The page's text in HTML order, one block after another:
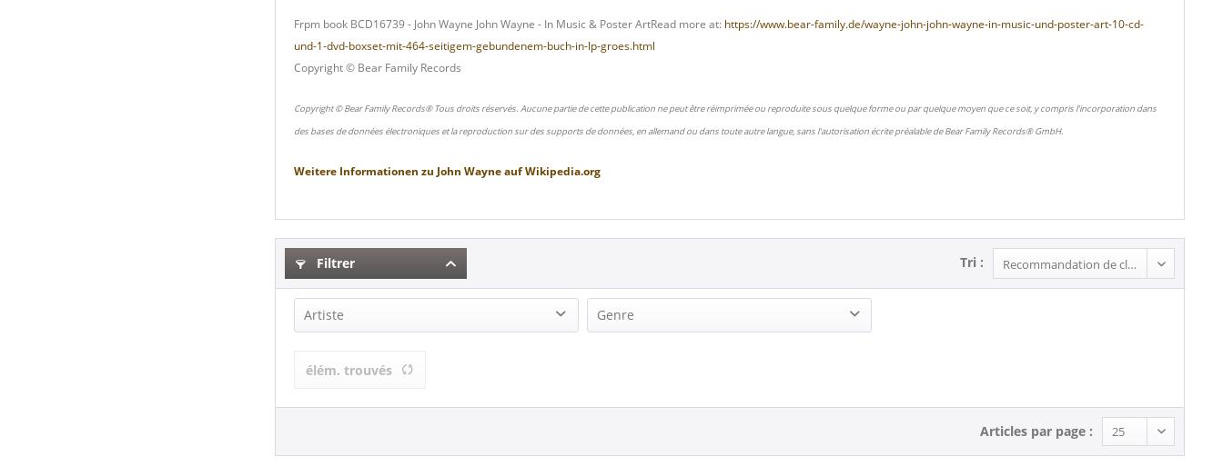
Frpm book BCD16739 - John Wayne John Wayne - In Music & Poster ArtRead more at: https://www.bear-family.de/wayne-john-john-wayne-in-music-und-poster-art-10-cd-
und-1-dvd-boxset-mit-464-seitigem-gebundenem-buch-in-lp-groes.html
Copyright © Bear Family Records
Copyright © Bear Family Records® Tous droits réservés. Aucune partie de cette publication ne peut être réimprimée ou reproduite sous quelque forme ou par quelque moyen que ce soit, y compris l'incorporation dans
des bases de données électroniques et la reproduction sur des supports de données, en allemand ou dans toute autre langue, sans l'autorisation écrite préalable de Bear Family Records® GmbH.
Weitere Informationen zu John WayneaufWikipedia.org
Filtrer Tri :
Artiste Genre
élém. trouvés
Articles par page :